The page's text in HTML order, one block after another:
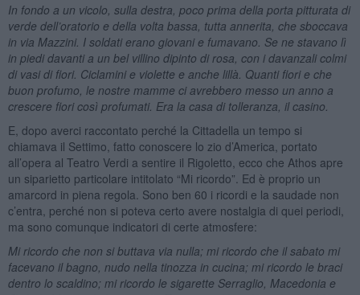
In fondo a un vicolo, sulla destra, poco prima della porta pitturata di
verde dell’oratorio e della volta bassa, tutta annerita, che sboccava
in via Mazzini. I soldati erano giovani e fumavano. Se ne stavano lì
in piedi davanti a un bel villino dipinto di rosa, con i davanzali colmi
di vasi di fiori. Ciclamini e violette e anche lillà. Quanti fiori e che
buon profumo, le nostre mamme ci avrebbero messo un anno a
crescere fiori così profumati. Era la casa di tolleranza, il casino.
E, dopo averci raccontato perché la Cittadella un tempo si
chiamava il Settimo, fatto conoscere lo zio d’America, portato
all’opera al Teatro Verdi a sentire il Rigoletto, ecco che Athos apre
un siparietto particolare intitolato “Mi ricordo”. Ed è proprio un
amarcord in piena regola. Sono ben 60 i ricordi e la saudade non
c’entra, perché non si poteva certo avere nostalgia di quei periodi,
ma sono comunque indicatori di certe atmosfere:
Mi ricordo che non si buttava via nulla; mi ricordo che il sabato mi
facevano il bagno, nudo nella tinozza in cucina; mi ricordo le braci
dentro lo scaldino; mi ricordo le sigarette Serraglio, Macedonia e